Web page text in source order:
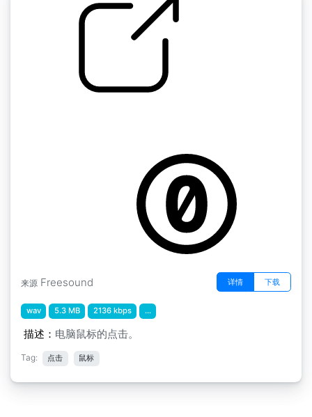
来源 Freesound 详情 下载
wav 5.3 MB 2136 kbps ...
描述： 电脑鼠标的点击。
Tag: 点击 鼠标